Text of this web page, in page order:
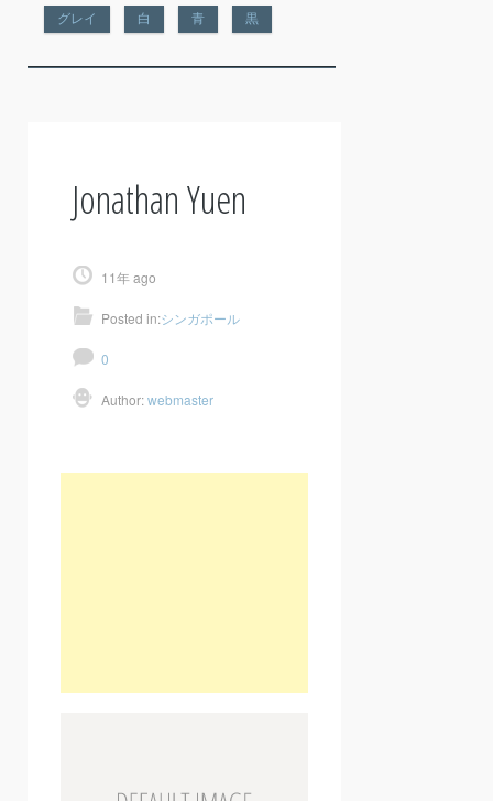
グレイ 白 青 黒
Jonathan Yuen
11年 ago
Posted in:シンガポール
0
Author:webmaster